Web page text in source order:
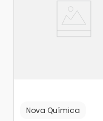
Nova Química